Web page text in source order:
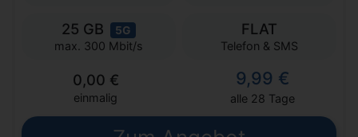
25 GB 5G
max. 300 Mbit/s
FLAT
Telefon & SMS
0,00 €
einmalig
9,99 €
alle 28 Tage